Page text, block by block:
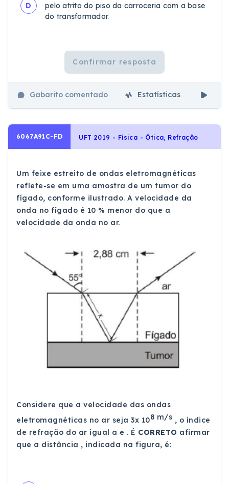
D
pelo atrito do piso da carroceria com a base
do transformador.
Confirmar resposta
Gabarito comentado Estatísticas
6067A91C-FD UFT 2019 - Física - Ótica, Refração
Um feixe estreito de ondas eletromagnéticas
reflete-se em uma amostra de um tumor do
fígado, conforme ilustrado. A velocidade da
onda no fígado é 10 % menor do que a
velocidade da onda no ar.
Considere que a velocidade das ondas
eletromagnéticas no ar seja 3x 108 m/s , o índice
de refração do ar igual a e . É CORRETO afirmar
que a distância , indicada na figura, é: